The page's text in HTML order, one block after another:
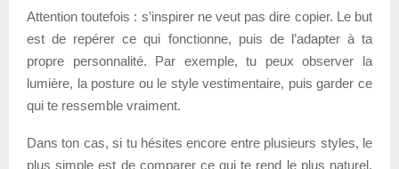
Attention toutefois : s’inspirer ne veut pas dire copier. Le but
est de repérer ce qui fonctionne, puis de l’adapter à ta
propre personnalité. Par exemple, tu peux observer la
lumière, la posture ou le style vestimentaire, puis garder ce
qui te ressemble vraiment.
Dans ton cas, si tu hésites encore entre plusieurs styles, le
plus simple est de comparer ce qui te rend le plus naturel.